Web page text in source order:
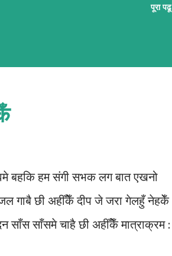
रहल छै । जँ मैथिली गजल सिखबामे
पूरा पढू
बहकि हम संगी सभक लग बात एखनो
गाबै छी अहीँकेँ दीप जे जरा गेलहुँ नेहकेँ
साँस साँसमे चाहै छी अहीँकेँ मात्राक्रम :